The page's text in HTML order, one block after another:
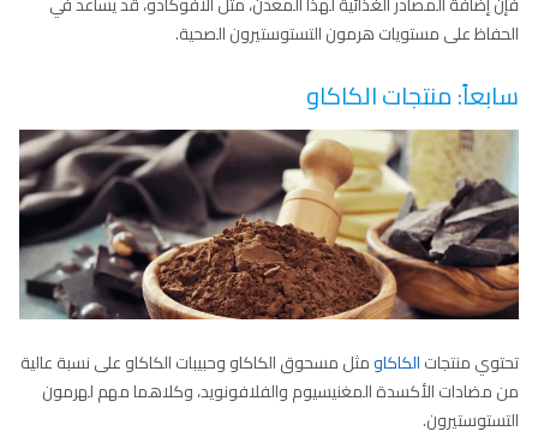
الحفاظ على مستويات هرمون التستوستيرون الصحية.
سابعاً: منتجات الكاكاو
تحتوي منتجاتالكاكاومثل مسحوق الكاكاو وحبيبات الكاكاو على نسبة عالية
من مضادات الأكسدة المغنيسيوم والفلافونويد، وكلاهما مهم لهرمون
التستوستيرون.